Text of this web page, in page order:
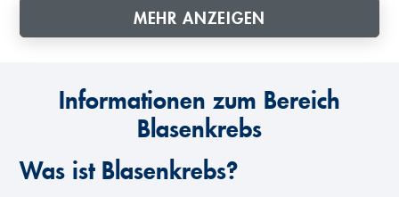
MEHR ANZEIGEN
Informationen zum Bereich
Blasenkrebs
Was ist Blasenkrebs?